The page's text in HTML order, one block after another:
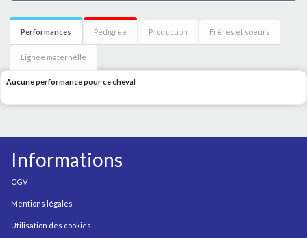
Performances Pedigree Production Frères et soeurs
Lignée maternelle
Aucune performance pour ce cheval
Informations
CGV
Mentions légales
Utilisation des cookies